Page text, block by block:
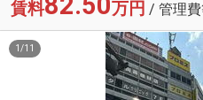
賃料 万円 / 管理費
1 /11